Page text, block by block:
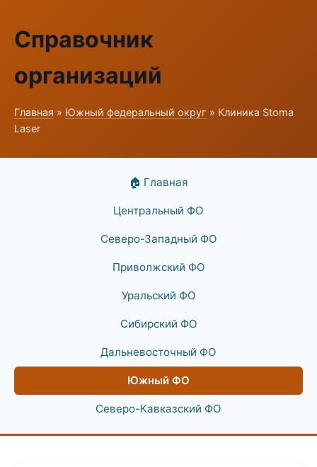
Справочник
организаций
Главная » Южный федеральный округ » Клиника Stoma
Laser
🏠 Главная
Центральный ФО
Северо-Западный ФО
Приволжский ФО
Уральский ФО
Сибирский ФО
Дальневосточный ФО
Южный ФО
Северо-Кавказский ФО